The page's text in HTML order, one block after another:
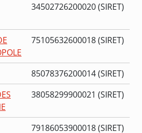
34502726200020 (SIRET)
75105632600018 (SIRET)
85078376200014 (SIRET)
38058299900021 (SIRET)
79186053900018 (SIRET)